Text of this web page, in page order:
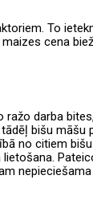
To
cena
darba
bišu
no citiem
nepieciešama